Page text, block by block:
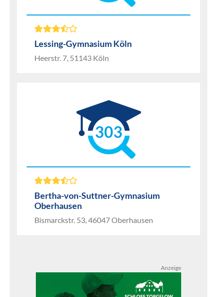
Lessing-Gymnasium Köln
Heerstr. 7, 51143 Köln
303
Bertha-von-Suttner-Gymnasium
Oberhausen
Bismarckstr. 53, 46047 Oberhausen
Anzeige